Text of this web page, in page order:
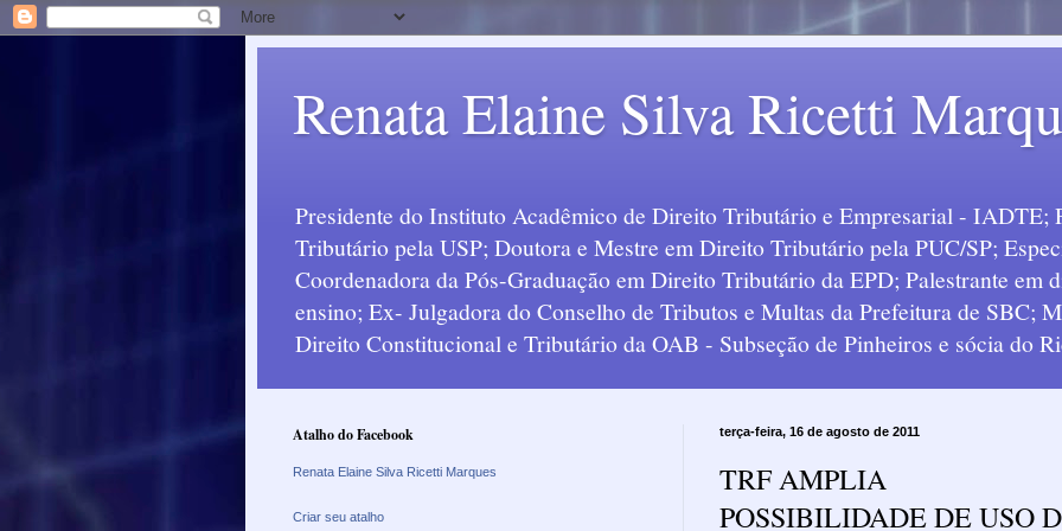
Renata Elaine Silva Ricetti
Presidente do Instituto Acadêmico de Direito Tributário e Empresarial - IADTE;
Tributário pela USP; Doutora e Mestre em Direito Tributário pela PUC/SP;
Coordenadora da Pós-Graduação em Direito Tributário da EPD; Palestrante em
ensino; Ex- Julgadora do Conselho de Tributos e Multas da Prefeitura de SBC;
Direito Constitucional e Tributário da OAB - Subseção de Pinheiros e sócia do
terça-feira, 16 de agosto de 2011
TRF AMPLIA
POSSIBILIDADE DE USO
Atalho do Facebook
Renata Elaine Silva Ricetti Marques
Criar seu atalho